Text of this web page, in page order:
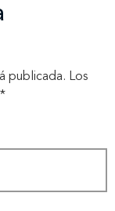
publicada. Los
*